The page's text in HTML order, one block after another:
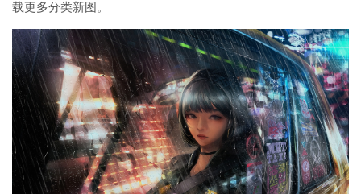
载更多分类新图。